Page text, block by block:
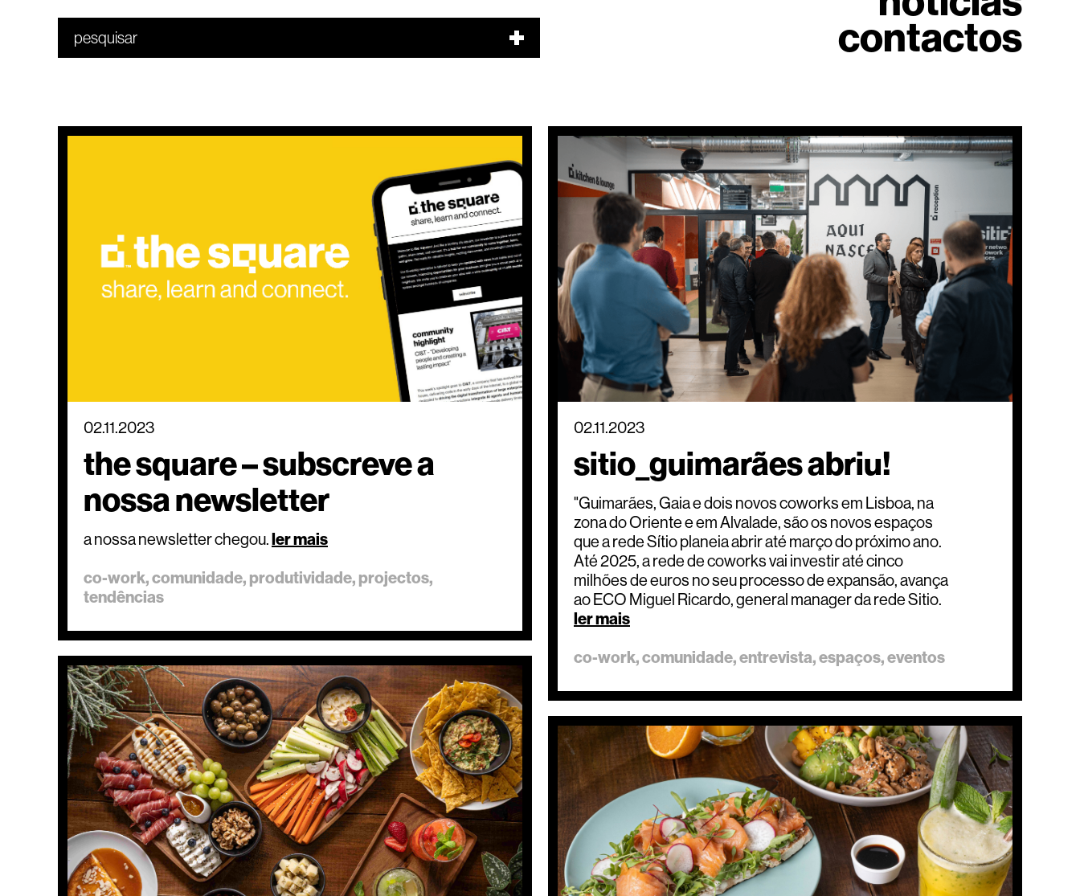
contactos
Pesquisar
02.11.2023
the square – subscreve a
nossa newsletter
a nossa newsletter chegou.ler mais
co-work comunidade produtividade projectos
tendências
02.11.2023
sitio_guimarães abriu!
"Guimarães, Gaia e dois novos coworks em Lisboa, na
zona do Oriente e em Alvalade, são os novos espaços
que a rede Sítio planeia abrir até março do próximo ano.
Até 2025, a rede de coworks vai investir até cinco
milhões de euros no seu processo de expansão, avança
ao ECO Miguel Ricardo, general manager da rede Sitio.
ler mais
co-work comunidade entrevista espaços eventos